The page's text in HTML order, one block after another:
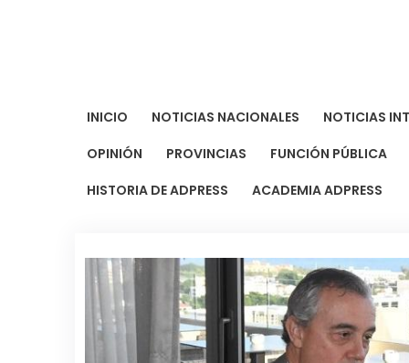
INICIO NOTICIAS NACIONALES NOTICIAS
OPINIÓN
PROVINCIAS FUNCIÓN PÚBLICA
HISTORIA DE ADPRESS
ACADEMIA ADPRESS